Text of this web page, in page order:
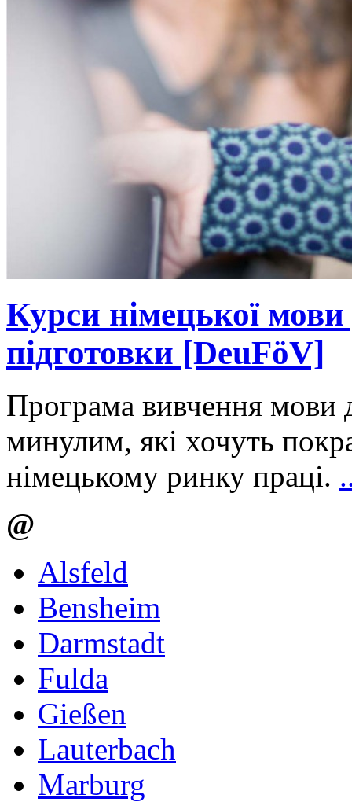
Курси німецької мови
підготовки [DeuFöV]
Програма вивчення мови
минулим, які хочуть
німецькому ринку праці.
@
Alsfeld
Bensheim
Darmstadt
Fulda
Gießen
Lauterbach
Marburg